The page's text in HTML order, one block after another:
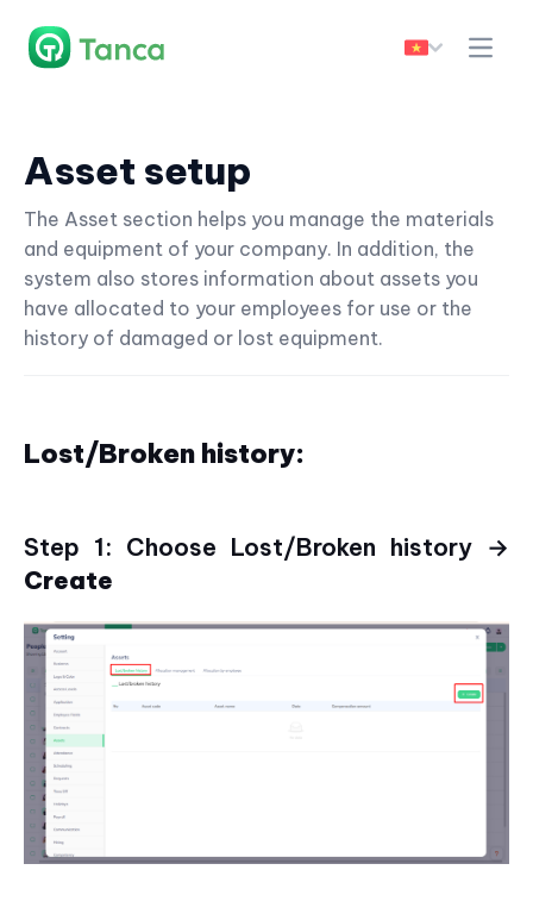
Asset setup
The Asset section helps you manage the materials
and equipment of your company. In addition, the
system also stores information about assets you
have allocated to your employees for use or the
history of damaged or lost equipment.
Lost/Broken history:
Step 1: Choose Lost/Broken history →
Create